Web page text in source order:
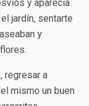
y aparecía
jardín, sentarte
y
regresar a
mismo un buen